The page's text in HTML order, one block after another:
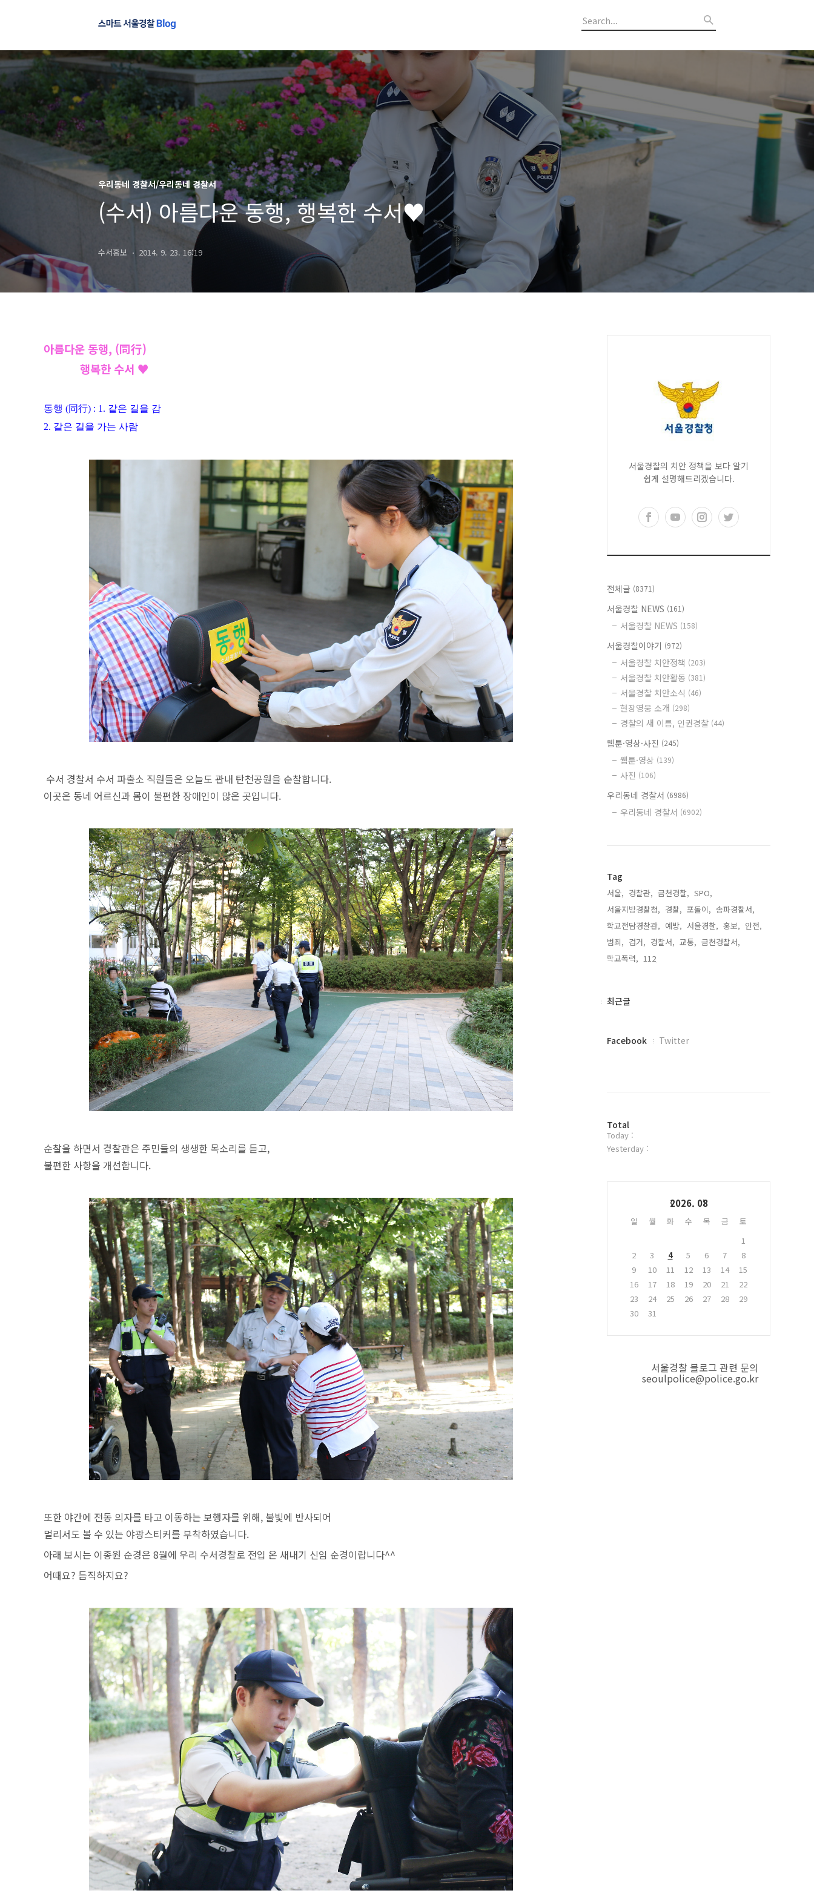
우리동네 경찰서/우리동네 경찰서
(수서) 아름다운 동행, 행복한 수서♥
수서홍보 2014. 9. 23. 16:19
아름다운 동행, (同行)
행복한 수서 ♥
동행 (同行) : 1. 같은 길을 감
2. 같은 길을 가는 사람
수서 경찰서 수서 파출소 직원들은 오늘도 관내 탄천공원을 순찰합니다.
이곳은 동네 어르신과 몸이 불편한 장애인이 많은 곳입니다.
순찰을 하면서 경찰관은 주민들의 생생한 목소리를 듣고,
불편한 사항을 개선합니다.
또한 야간에 전동 의자를 타고 이동하는 보행자를 위해, 불빛에 반사되어
멀리서도 볼 수 있는 야광스티커를 부착하였습니다.
아래 보시는 이종원 순경은 8월에 우리 수서경찰로 전입 온 새내기 신임 순경이랍니다^^
어때요? 듬직하지요?
서울경찰의 치안 정책을 보다 알기
쉽게 설명해드리겠습니다.
전체글 (8371)
서울경찰 NEWS (161)
서울경찰 NEWS (158)
서울경찰이야기 (972)
서울경찰 치안정책 (203)
서울경찰 치안활동 (381)
서울경찰 치안소식 (46)
현장영웅 소개 (298)
경찰의 새 이름, 인권경찰 (44)
웹툰·영상·사진 (245)
웹툰·영상 (139)
사진 (106)
우리동네 경찰서 (6986)
우리동네 경찰서 (6902)
Tag
서울, 경찰관, 금천경찰, SPO,
서울지방경찰청, 경찰, 포돌이, 송파경찰서,
학교전담경찰관, 예방, 서울경찰, 홍보, 안전,
범죄, 검거, 경찰서, 교통, 금천경찰서,
학교폭력, 112,
최
최근글
페
플
러
그
Facebook Twitter
방
문
자
Total
Today :
Yesterday :
2026. 08
일 월 화 수 목 금
토
1
2
3 4 5 6 7
8
9
10 11 12 13 14
15
16
17 18 19 20 21
22
23
24 25 26 27 28
29
30
31
서울경찰 블로그 관련 문의
seoulpolice@police.go.kr